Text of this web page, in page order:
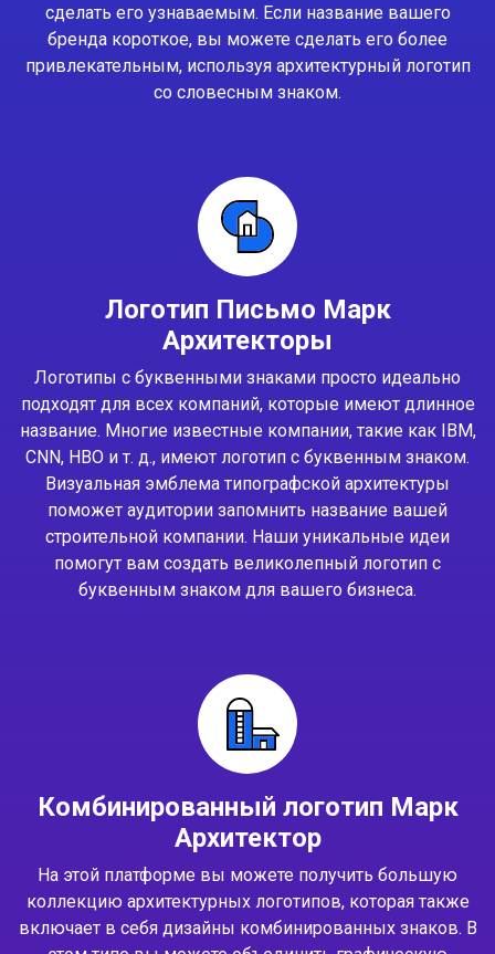
сделать его узнаваемым. Если название вашего
бренда короткое, вы можете сделать его более
привлекательным, используя архитектурный логотип
со словесным знаком.
Логотип Письмо Марк
Архитекторы
Логотипы с буквенными знаками просто идеально
подходят для всех компаний, которые имеют длинное
название. Многие известные компании, такие как IBM,
CNN, HBO и т. д., имеют логотип с буквенным знаком.
Визуальная эмблема типографской архитектуры
поможет аудитории запомнить название вашей
строительной компании. Наши уникальные идеи
помогут вам создать великолепный логотип с
буквенным знаком для вашего бизнеса.
Комбинированный логотип Марк
Архитектор
На этой платформе вы можете получить большую
коллекцию архитектурных логотипов, которая также
включает в себя дизайны комбинированных знаков. В